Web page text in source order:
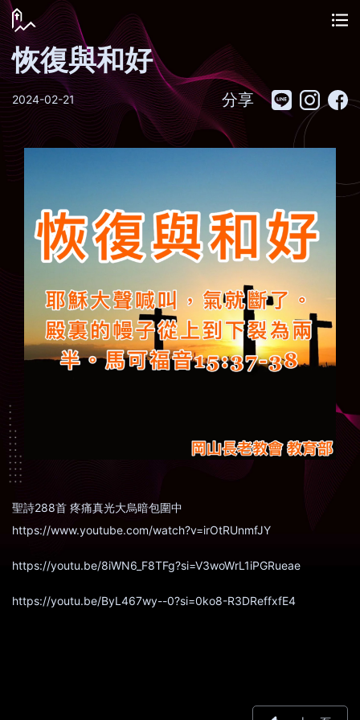
恢復與和好
2024-02-21 分享
聖詩288首 疼痛真光大烏暗包圍中
https://www.youtube.com/watch?v=irOtRUnmfJY
https://youtu.be/8iWN6_F8TFg?si=V3woWrL1iPGRueae
https://youtu.be/ByL467wy--0?si=0ko8-R3DReffxfE4